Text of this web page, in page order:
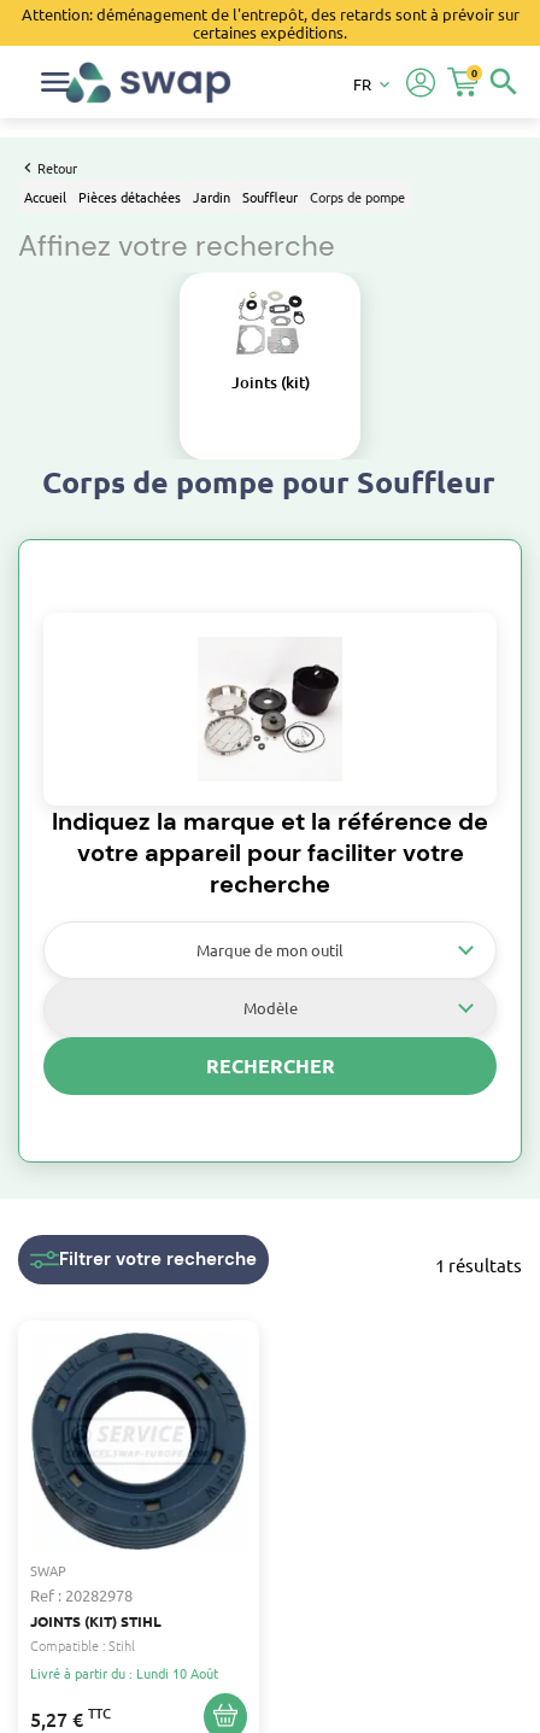
Attention: déménagement de l'entrepôt, des retards sont à prévoir sur
certaines expéditions.
search
0
FR keyboard_arrow_down
Retour
Accueil
Pièces détachées Jardin Souffleur Corps de pompe
Affinez votre recherche
Joints (kit)
Corps de pompe pour Souffleur
Indiquez la marque et la référence de
votre appareil pour faciliter votre
recherche
Marque de mon outil
Modèle
RECHERCHER
1 résultats
Filtrer votre recherche
SWAP
Ref : 20282978
JOINTS (KIT) STIHL
Compatible :Stihl
Livré à partir du : Lundi 10 Août
5,27 € TTC